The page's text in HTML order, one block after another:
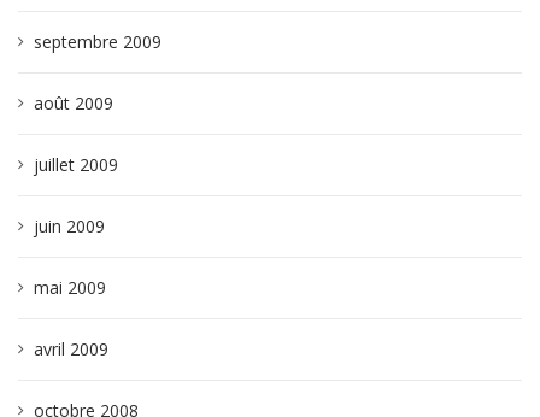
septembre 2009
août 2009
juillet 2009
juin 2009
mai 2009
avril 2009
octobre 2008